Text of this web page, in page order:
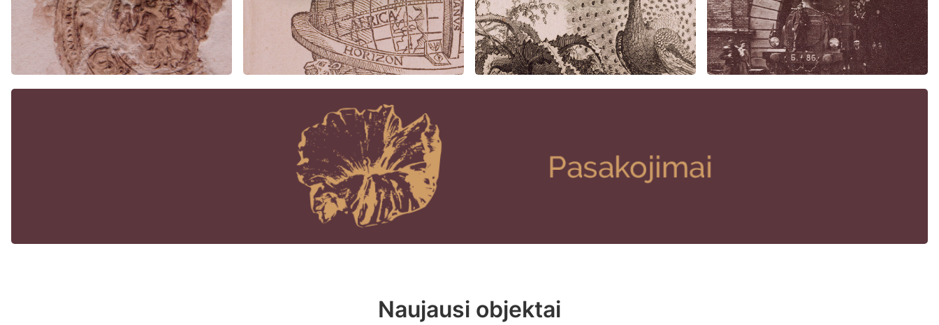
Naujausi objektai